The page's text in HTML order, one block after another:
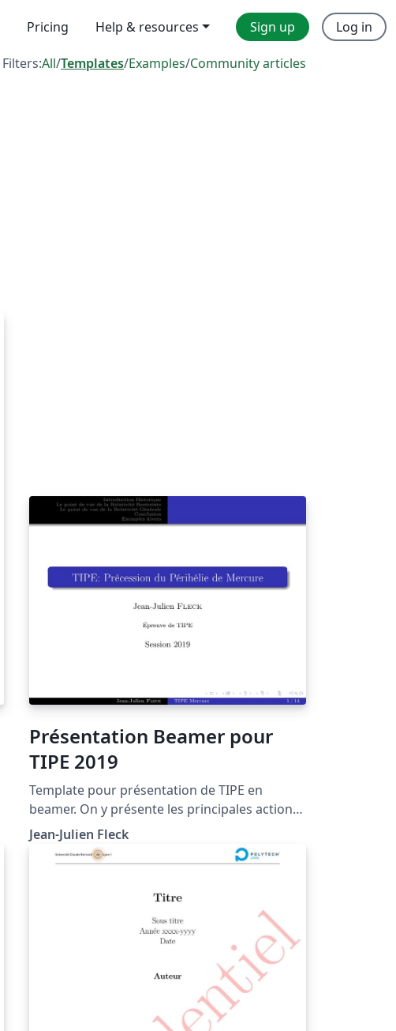
Pricing Help & resources Sign up Log in
Filters:All/Templates/Examples/Community articles
Présentation Beamer pour
TIPE 2019
Template pour présentation de TIPE en
beamer. On y présente les principales actions
utiles pour une présentation beamer (liste
d'item apparaissant successivement,
inclusion d'image, inclusion de code
Jean-Julien Fleck